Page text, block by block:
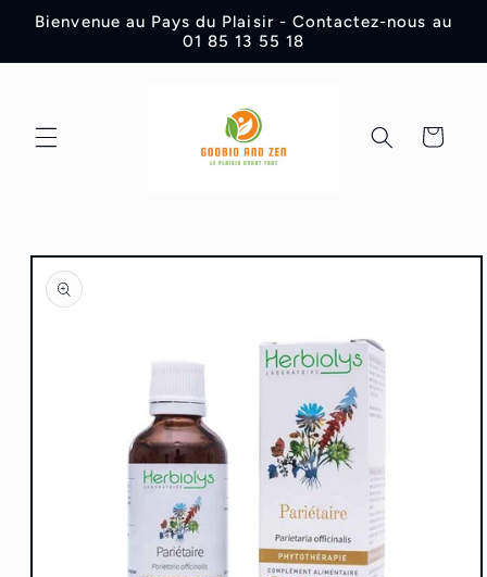
passer
contenu
Bienvenue au Pays du Plaisir - Contactez-nous au
01 85 13 55 18
Panier
Passer aux
informations
produits